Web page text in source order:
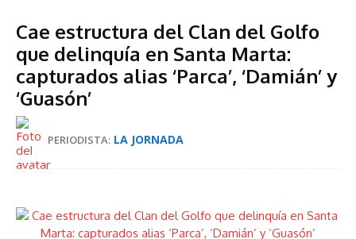
Cae estructura del Clan del Golfo
que delinquía en Santa Marta:
capturados alias ‘Parca’, ‘Damián’ y
‘Guasón’
PERIODISTA: LA JORNADA